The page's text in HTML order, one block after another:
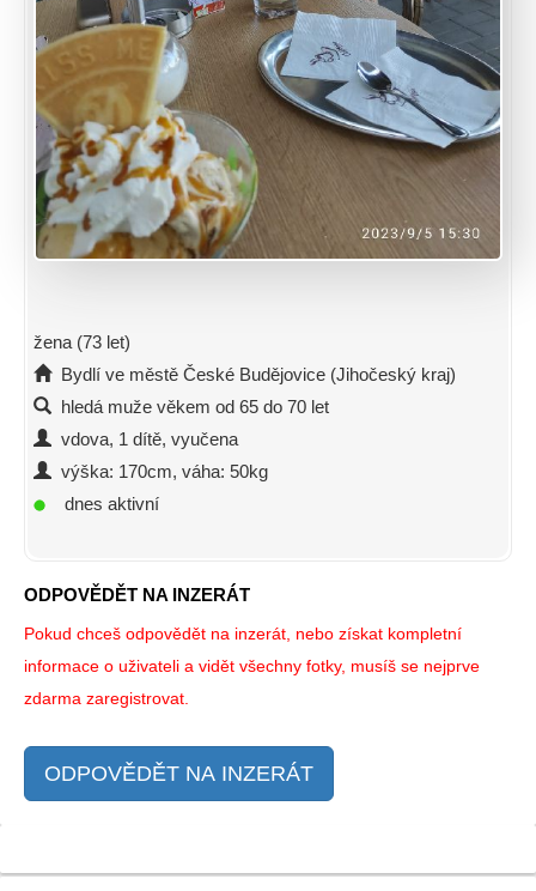
žena (73 let)
Bydlí ve městě České Budějovice (Jihočeský kraj)
hledá muže věkem od 65 do 70 let
vdova, 1 dítě, vyučena
výška: 170cm, váha: 50kg
dnes aktivní
ODPOVĚDĚT NA INZERÁT
Pokud chceš odpovědět na inzerát, nebo získat kompletní
informace o uživateli a vidět všechny fotky, musíš se nejprve
zdarma zaregistrovat.
ODPOVĚDĚT NA INZERÁT